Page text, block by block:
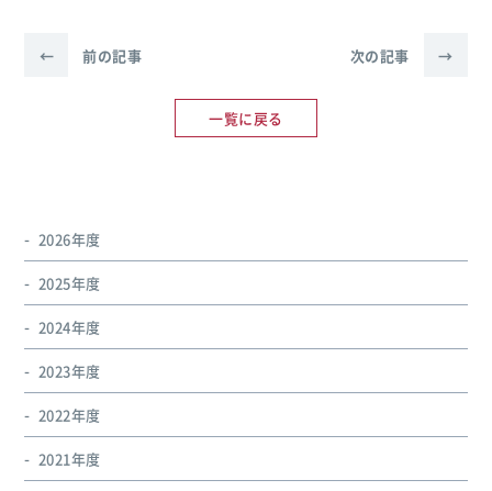
← 前の記事
一覧に戻る
次の記事 →
2026年度
2025年度
2024年度
2023年度
2022年度
2021年度